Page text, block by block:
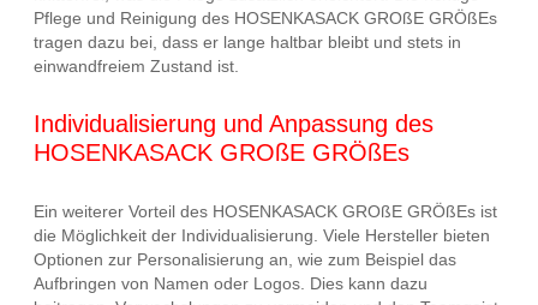
Pflege und Reinigung des HOSENKASACK GROßE GRÖßEs
tragen dazu bei, dass er lange haltbar bleibt und stets in
einwandfreiem Zustand ist.
Individualisierung und Anpassung des
HOSENKASACK GROßE GRÖßEs
Ein weiterer Vorteil des HOSENKASACK GROßE GRÖßEs ist
die Möglichkeit der Individualisierung. Viele Hersteller bieten
Optionen zur Personalisierung an, wie zum Beispiel das
Aufbringen von Namen oder Logos. Dies kann dazu